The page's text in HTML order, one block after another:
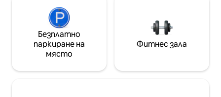
Безплатно
паркиране на
място
Фитнес зала